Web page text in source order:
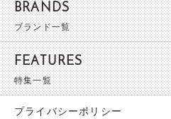
BRANDS
ブランド一覧
FEATURES
特集一覧
プライバシーポリシー